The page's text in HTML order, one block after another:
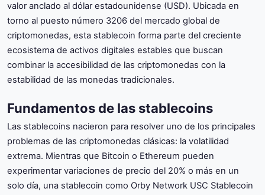
valor anclado al dólar estadounidense (USD). Ubicada en
torno al puesto número 3206 del mercado global de
criptomonedas, esta stablecoin forma parte del creciente
ecosistema de activos digitales estables que buscan
combinar la accesibilidad de las criptomonedas con la
estabilidad de las monedas tradicionales.
Fundamentos de las stablecoins
Las stablecoins nacieron para resolver uno de los principales
problemas de las criptomonedas clásicas: la volatilidad
extrema. Mientras que Bitcoin o Ethereum pueden
experimentar variaciones de precio del 20% o más en un
solo día, una stablecoin como Orby Network USC Stablecoin